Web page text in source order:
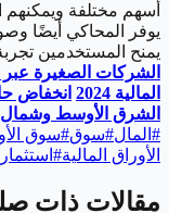
أسهم مختلفة ويمكنهم
يوفر المحاكي أيضًا
يمنح المستخدمين
الشركات الصغيرة عبر
المالية 2024
انخفاض
الشرق الأوسط وشمال
# المال#سوق#سوق
الأوراق المالية# استثماراً
مقالات ذات